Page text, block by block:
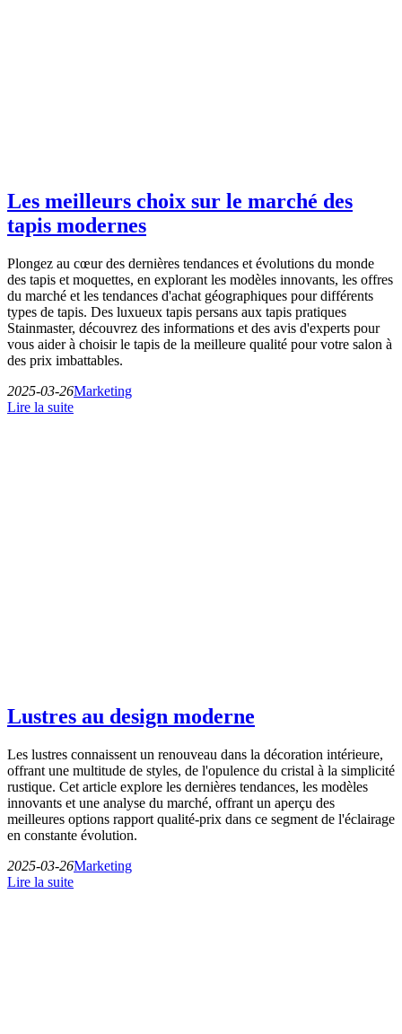
Les meilleurs choix sur le marché des
tapis modernes
Plongez au cœur des dernières tendances et évolutions du monde
des tapis et moquettes, en explorant les modèles innovants, les offres
du marché et les tendances d'achat géographiques pour différents
types de tapis. Des luxueux tapis persans aux tapis pratiques
Stainmaster, découvrez des informations et des avis d'experts pour
vous aider à choisir le tapis de la meilleure qualité pour votre salon à
des prix imbattables.
2025-03-26Marketing
Lire la suite
Lustres au design moderne
Les lustres connaissent un renouveau dans la décoration intérieure,
offrant une multitude de styles, de l'opulence du cristal à la simplicité
rustique. Cet article explore les dernières tendances, les modèles
innovants et une analyse du marché, offrant un aperçu des
meilleures options rapport qualité-prix dans ce segment de l'éclairage
en constante évolution.
2025-03-26Marketing
Lire la suite